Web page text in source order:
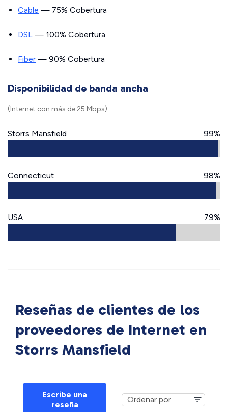
Cable — 75% Cobertura
DSL — 100% Cobertura
Fiber — 90% Cobertura
Disponibilidad de banda ancha
(Internet con más de 25 Mbps)
Storrs Mansfield 99%
Connecticut 98%
USA 79%
Reseñas de clientes de los
proveedores de Internet en
Storrs Mansfield
Escribe una
reseña